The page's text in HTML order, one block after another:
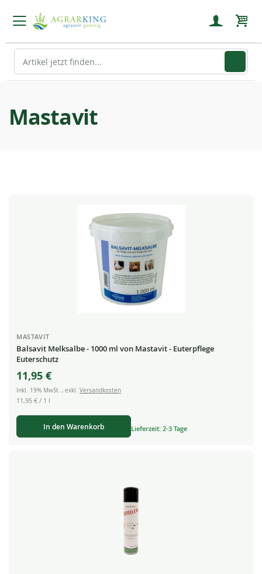
Mastavit
MASTAVIT
Balsavit Melksalbe - 1000 ml von Mastavit - Euterpflege
Euterschutz
11,95 €
Inkl. 19% MwSt. , exkl. Versandkosten
11,95 € / 1 l
In den Warenkorb Lieferzeit: 2-3 Tage